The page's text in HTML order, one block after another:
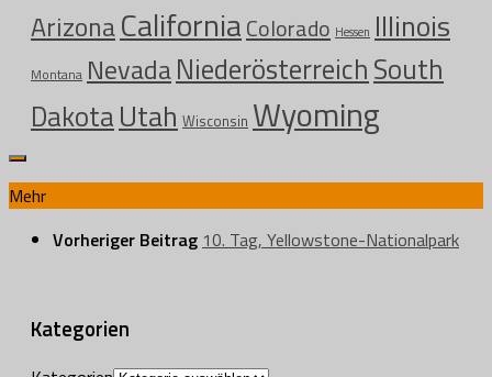
ArizonaCaliforniaColorado Hessen Illinois
Montana NevadaNiederösterreichSouth
DakotaUtah Wisconsin Wyoming
Mehr
Vorheriger Beitrag 10. Tag, Yellowstone-Nationalpark
Kategorien